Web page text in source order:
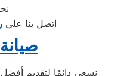
اتصل بنا علي
نسعى دائمًا لتقديم